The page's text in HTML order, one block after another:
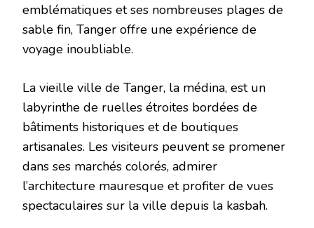
emblématiques et ses nombreuses plages de
sable fin, Tanger offre une expérience de
voyage inoubliable.
La vieille ville de Tanger, la médina, est un
labyrinthe de ruelles étroites bordées de
bâtiments historiques et de boutiques
artisanales. Les visiteurs peuvent se promener
dans ses marchés colorés, admirer
l’architecture mauresque et profiter de vues
spectaculaires sur la ville depuis la kasbah.